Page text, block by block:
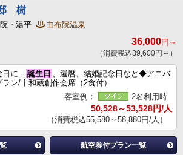
樹
・湯平 由布院温泉
36,000円～
（消費税込39,600円～）
日に… 誕生日 、還暦、結婚記念日など◆アニバ
ン/十和蔵創作会席（2食付）
客室例：
2名利用時
50,528～53,528円/人
（消費税込55,580～58,880円/人）
航空券付プラン一覧